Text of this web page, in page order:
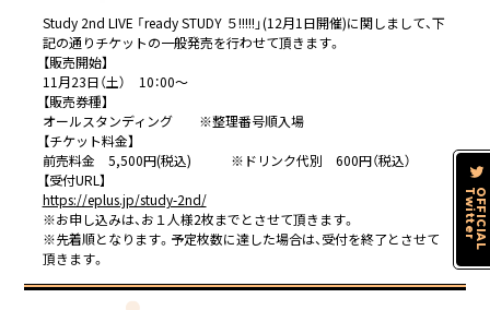
Study 2nd LIVE 「ready STUDY ５!!!!!」(12月1日開催)に関しまして、下
記の通りチケットの一般発売を行わせて頂きます。
【販売開始】
11月23日（土） 10：00～
【販売券種】
オールスタンディング ※整理番号順入場
【チケット料金】
前売料金 5,500円(税込) ※ドリンク代別 600円（税込）
【受付URL】
https://eplus.jp/study-2nd/
※お申し込みは、お１人様2枚までとさせて頂きます。
※先着順となります。予定枚数に達した場合は、受付を終了とさせて
頂きます。
OFFICIAL
Twitter